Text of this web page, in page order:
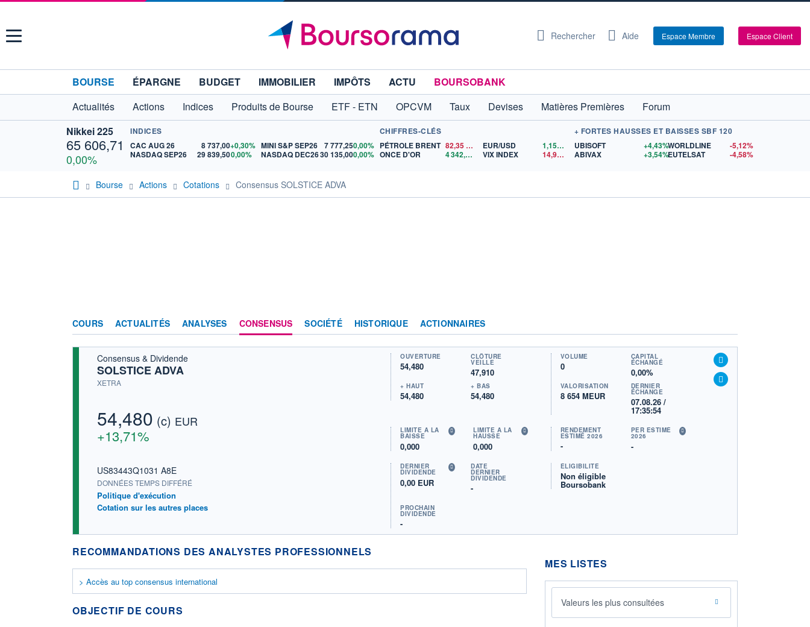
Menu Rechercher Aide Espace Membre Espace Client
BOURSE ÉPARGNE BUDGET IMMOBILIER IMPÔTS ACTU
BOURSOBANK
Actualités
Actions Indices Produits de Bourse ETF - ETN OPCVM Taux Devises Matières Premières
Forum
Nikkei 225
65 606,71
0,00%
INDICES
CAC AUG 26
8 737,00+0,30%
NASDAQ SEP26
29 839,500,00%
MINI S&P SEP26 7 777,250,00%
NASDAQ DEC2630 135,000,00%
CHIFFRES-CLÉS
PÉTROLE BRENT 82,35
ONCE D'OR
4 342,26 $US
EUR/USD 1,1559
$US
VIX INDEX
14,90$US
+ FORTES HAUSSES ET BAISSES SBF 120
UBISOFT
+4,43%
ABIVAX
+3,54%
WORLDLINE
-5,12%
EUTELSAT
-4,58%
Bourse Actions Cotations Consensus SOLSTICE ADVA
COURS ACTUALITÉS ANALYSES CONSENSUS SOCIÉTÉ HISTORIQUE ACTIONNAIRES
Consensus & Dividende
SOLSTICE ADVA
XETRA
54,480 (c) EUR
+13,71%
US83443Q1031 A8E
DONNÉES TEMPS DIFFÉRÉ
Politique d'exécution
Cotation sur les autres places
OUVERTURE
54,480
CLÔTURE
VEILLE
47,910
+ HAUT
54,480
+ BAS
54,480
VOLUME
0
CAPITAL
ÉCHANGÉ
0,00%
VALORISATION
8 654 MEUR
DERNIER
ÉCHANGE
07.08.26 /
17:35:54
LIMITE À LA
BAISSE
0,000
LIMITE À LA
HAUSSE
0,000
RENDEMENT
ESTIMÉ 2026
-
PER ESTIMÉ
2026
-
DERNIER
DIVIDENDE
0,00 EUR
DATE
DERNIER
DIVIDENDE
-
PROCHAIN
DIVIDENDE
-
ÉLIGIBILITÉ
Non éligible
Boursobank
RECOMMANDATIONS DES ANALYSTES PROFESSIONNELS
> Accès au top consensus international
OBJECTIF DE COURS
MES LISTES
Valeurs les plus consultées